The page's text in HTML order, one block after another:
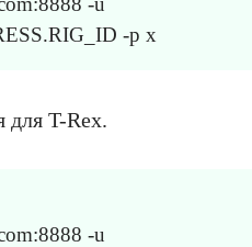
-p x
для T-Rex.
-u